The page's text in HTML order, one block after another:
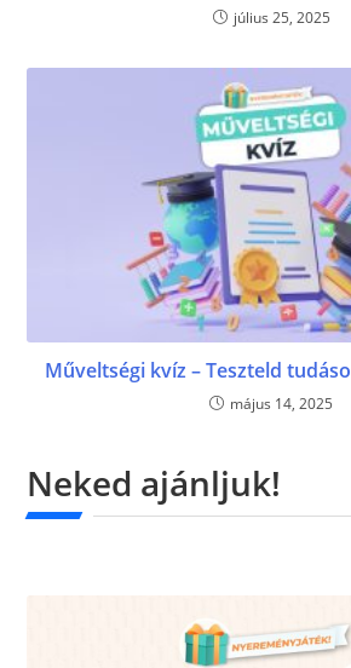
július 25, 2025
Műveltségi kvíz – Teszteld
május 14, 2025
Neked ajánljuk!